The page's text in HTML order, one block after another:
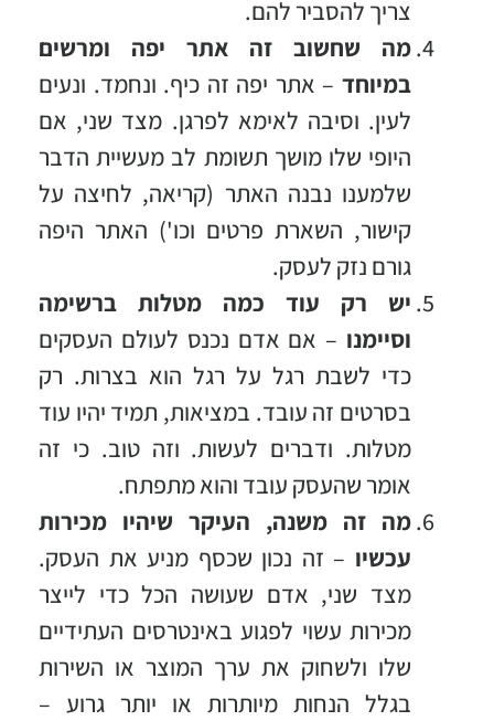
צריך להסביר להם.
מה שחשוב זה אתר יפה ומרשים
במיוחד – אתר יפה זה כיף. ונחמד. ונעים
לעין. וסיבה לאימא לפרגן. מצד שני, אם
היופי שלו מושך תשומת לב מעשיית הדבר
שלמענו נבנה האתר (קריאה, לחיצה על
קישור, השארת פרטים וכו') האתר היפה
גורם נזק לעסק.
יש רק עוד כמה מטלות ברשימה
וסיימנו – אם אדם נכנס לעולם העסקים
כדי לשבת רגל על רגל הוא בצרות. רק
בסרטים זה עובד. במציאות, תמיד יהיו עוד
מטלות. ודברים לעשות. וזה טוב. כי זה
אומר שהעסק עובד והוא מתפתח.
מה זה משנה, העיקר שיהיו מכירות
עכשיו – זה נכון שכסף מניע את העסק.
מצד שני, אדם שעושה הכל כדי לייצר
מכירות עשוי לפגוע באינטרסים העתידיים
שלו ולשחוק את ערך המוצר או השירות
בגלל הנחות מיותרות או יותר גרוע –